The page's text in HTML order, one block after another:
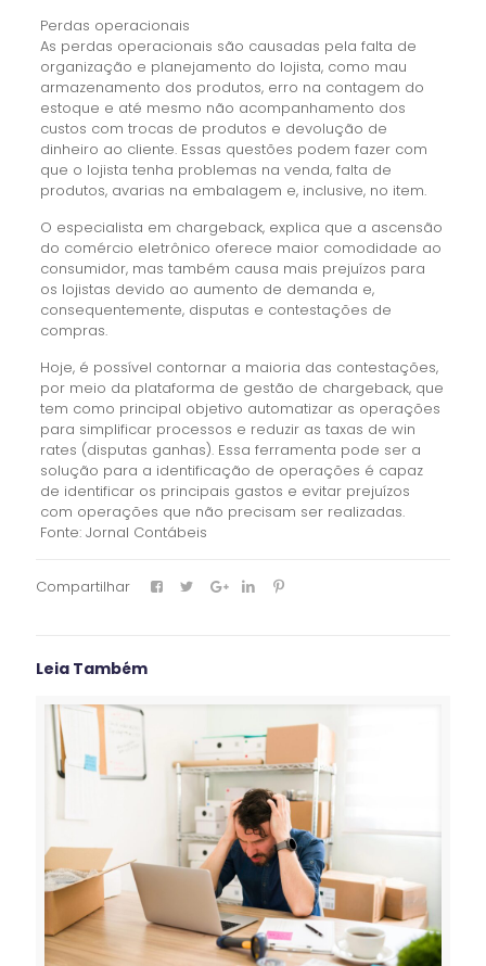
Perdas operacionais
As perdas operacionais são causadas pela falta de
organização e planejamento do lojista, como mau
armazenamento dos produtos, erro na contagem do
estoque e até mesmo não acompanhamento dos
custos com trocas de produtos e devolução de
dinheiro ao cliente. Essas questões podem fazer com
que o lojista tenha problemas na venda, falta de
produtos, avarias na embalagem e, inclusive, no item.
O especialista em chargeback, explica que a ascensão
do comércio eletrônico oferece maior comodidade ao
consumidor, mas também causa mais prejuízos para
os lojistas devido ao aumento de demanda e,
consequentemente, disputas e contestações de
compras.
Hoje, é possível contornar a maioria das contestações,
por meio da plataforma de gestão de chargeback, que
tem como principal objetivo automatizar as operações
para simplificar processos e reduzir as taxas de win
rates (disputas ganhas). Essa ferramenta pode ser a
solução para a identificação de operações é capaz
de identificar os principais gastos e evitar prejuízos
com operações que não precisam ser realizadas.
Fonte: Jornal Contábeis
Compartilhar
Leia Também